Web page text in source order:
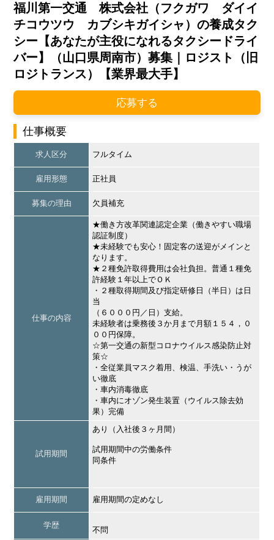
福川第一交通 株式会社（フクガワ ダイイ
チコウツウ カブシキガイシャ）の養成タク
シー【あなたが主役になれるタクシードライ
バー】（山口県周南市）募集｜ロジスト（旧
ロジトランス）【業界最大手】
応募する
仕事概要
求人区分 フルタイム
雇用形態 正社員
募集の理由 欠員補充
仕事の内容
★働き方改革関連認定企業（働きやすい職場
認証制度）
★未経験でも安心！固定客の送迎がメインと
なります。
★２種免許取得費用は会社負担。普通１種免
許経験１年以上でＯＫ
・２種取得期間及び指定研修日（半日）は日
当
（６０００円／日）支給。
未経験者は乗務後３か月まで月額１５４，０
００円保障。
☆第一交通の新型コロナウイルス感染防止対
策☆
・全従業員マスク着用、検温、手洗い・うが
い徹底
・車内消毒徹底
・車内にオゾン発生装置（ウイルス除去効
果）完備
試用期間
あり（入社後３ヶ月間）
試用期間中の労働条件
同条件
雇用期間 雇用期間の定めなし
学歴
不問